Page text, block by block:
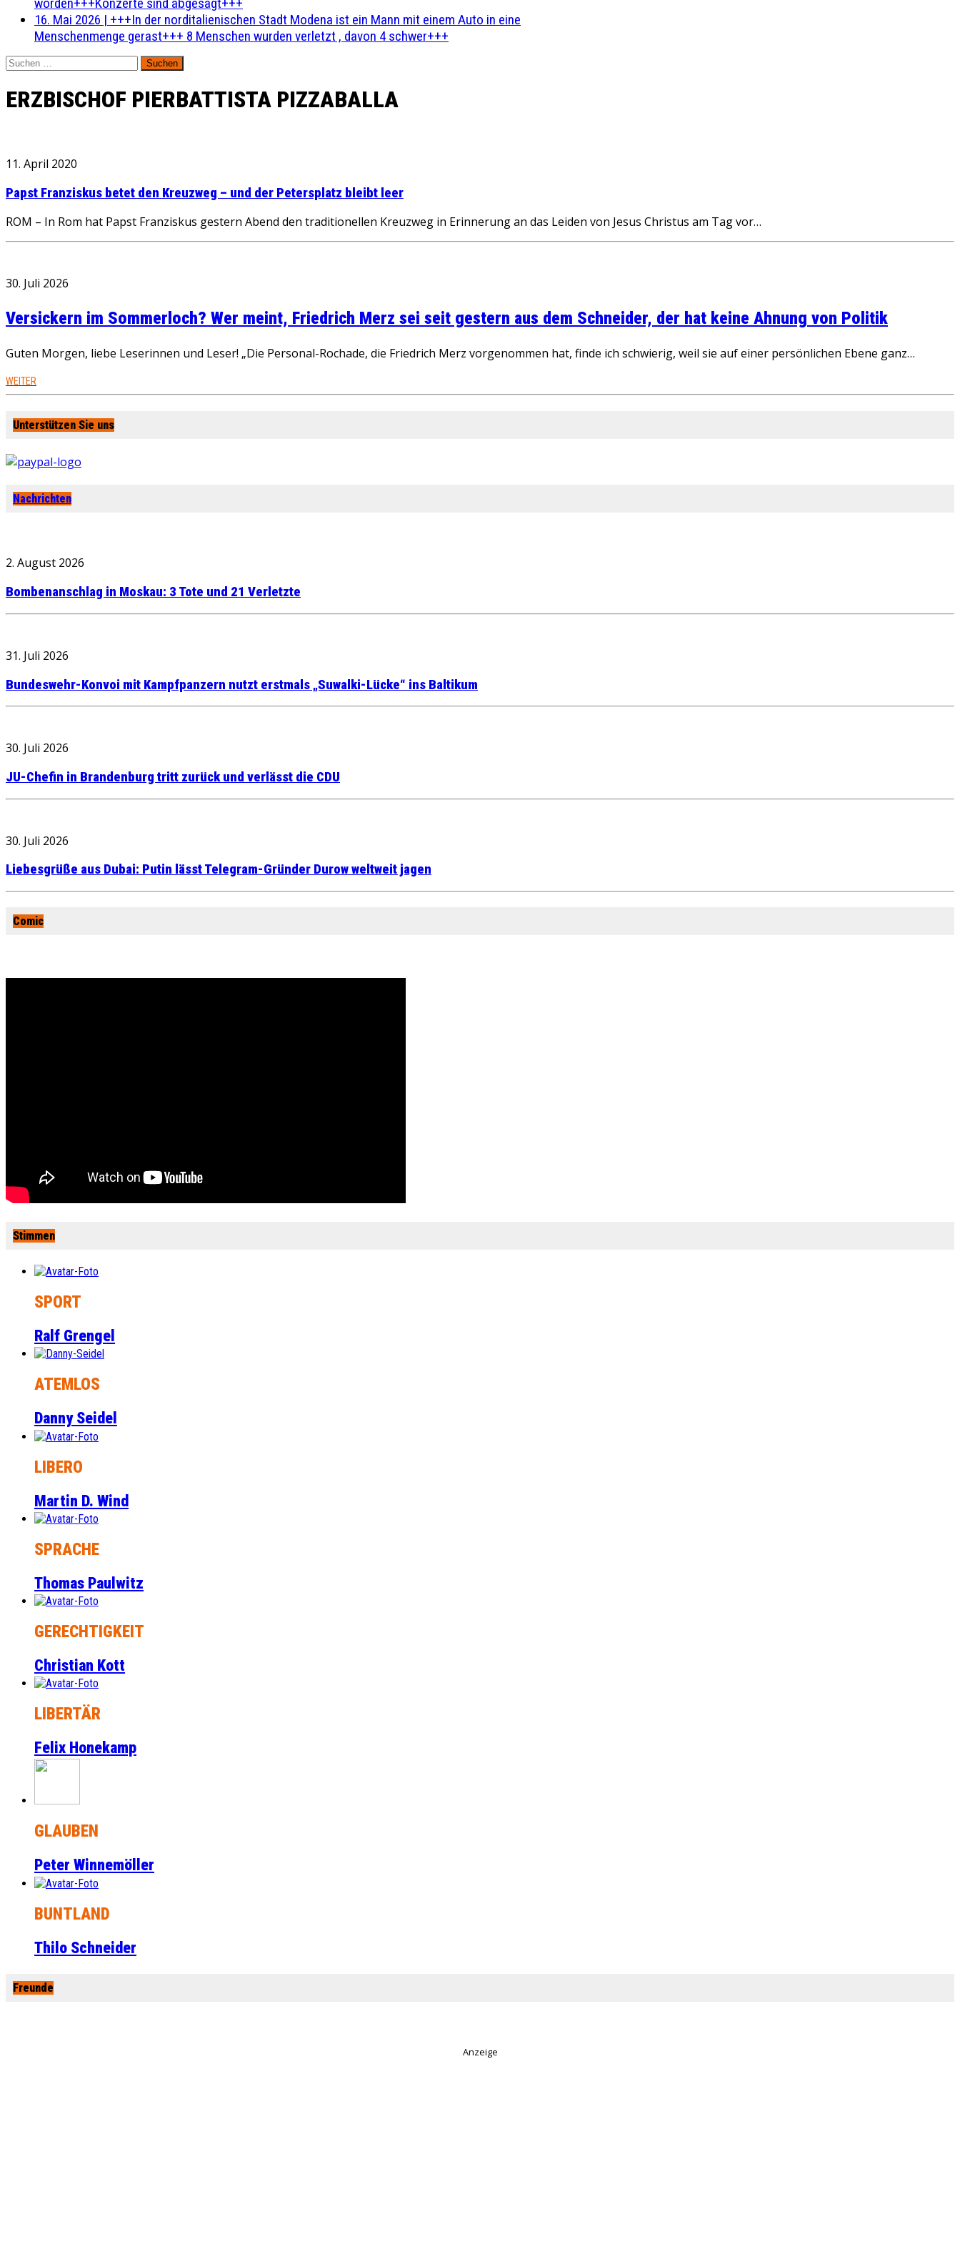
16. Mai 2026 | +++In der norditalienischen Stadt Modena ist ein Mann mit einem Auto in eine
Menschenmenge gerast+++ 8 Menschen wurden verletzt , davon 4 schwer+++
Suchen
nach:
ERZBISCHOF PIERBATTISTA PIZZABALLA
11. April 2020
Papst Franziskus betet den Kreuzweg – und der Petersplatz bleibt leer
ROM – In Rom hat Papst Franziskus gestern Abend den traditionellen Kreuzweg in Erinnerung an das Leiden von Jesus Christus am Tag vor…
30. Juli 2026
Versickern im Sommerloch? Wer meint, Friedrich Merz sei seit gestern aus dem Schneider, der hat keine Ahnung von Politik
Guten Morgen, liebe Leserinnen und Leser! „Die Personal-Rochade, die Friedrich Merz vorgenommen hat, finde ich schwierig, weil sie auf einer persönlichen Ebene ganz…
WEITER
Unterstützen Sie uns
Nachrichten
2. August 2026
Bombenanschlag in Moskau: 3 Tote und 21 Verletzte
31. Juli 2026
Bundeswehr-Konvoi mit Kampfpanzern nutzt erstmals „Suwalki-Lücke“ ins Baltikum
30. Juli 2026
JU-Chefin in Brandenburg tritt zurück und verlässt die CDU
30. Juli 2026
Liebesgrüße aus Dubai: Putin lässt Telegram-Gründer Durow weltweit jagen
Comic
Stimmen
SPORT
Ralf Grengel
ATEMLOS
Danny Seidel
LIBERO
Martin D. Wind
SPRACHE
Thomas Paulwitz
GERECHTIGKEIT
Christian Kott
LIBERTÄR
Felix Honekamp
GLAUBEN
Peter Winnemöller
BUNTLAND
Thilo Schneider
Freunde
Anzeige